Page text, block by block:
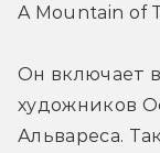
A Mountain of
Он включает
художников
Альвареса.